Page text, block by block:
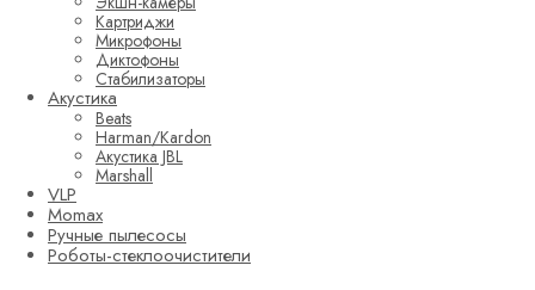
Картриджи
Микрофоны
Диктофоны
Стабилизаторы
Акустика
Beats
Harman/Kardon
Акустика JBL
Marshall
VLP
Momax
Ручные пылесосы
Роботы-стеклоочистители